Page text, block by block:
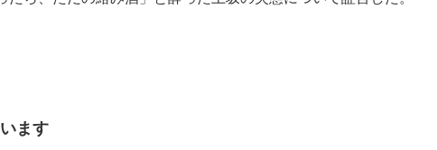
ます